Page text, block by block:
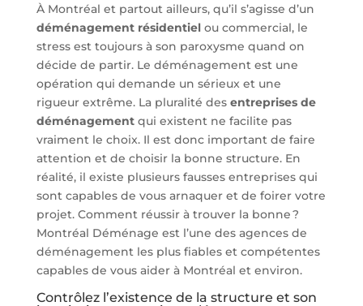
À Montréal et partout ailleurs, qu’il s’agisse d’un
déménagement résidentielou commercial, le
stress est toujours à son paroxysme quand on
décide de partir. Le déménagement est une
opération qui demande un sérieux et une
rigueur extrême. La pluralité des entreprises de
déménagementqui existent ne facilite pas
vraiment le choix. Il est donc important de faire
attention et de choisir la bonne structure. En
réalité, il existe plusieurs fausses entreprises qui
sont capables de vous arnaquer et de foirer votre
projet. Comment réussir à trouver la bonne ?
Montréal Déménage est l’une des agences de
déménagement les plus fiables et compétentes
capables de vous aider à Montréal et environ.
Contrôlez l’existence de la structure et son